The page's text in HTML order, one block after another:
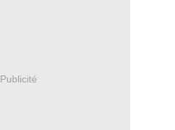
Publicité